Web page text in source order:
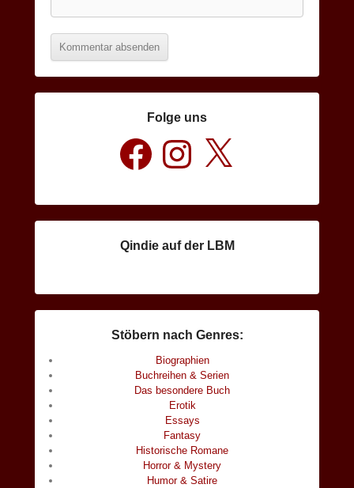
Folge uns
Facebook Instagram
Qindie auf der LBM
Stöbern nach Genres:
Biographien
Buchreihen & Serien
Das besondere Buch
Erotik
Essays
Fantasy
Historische Romane
Horror & Mystery
Humor & Satire